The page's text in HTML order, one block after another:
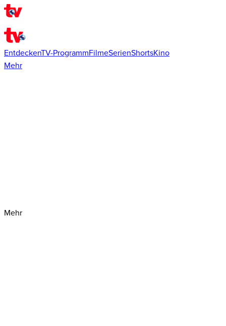
EntdeckenTV-ProgrammFilmeSerienShortsKino
Mehr
Mehr